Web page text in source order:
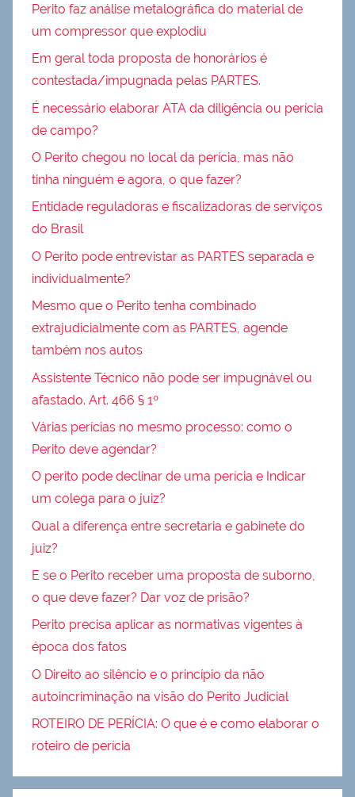
Perito faz análise metalográfica do material de
um compressor que explodiu
Em geral toda proposta de honorários é
contestada/impugnada pelas PARTES.
É necessário elaborar ATA da diligência ou perícia
de campo?
O Perito chegou no local da perícia, mas não
tinha ninguém e agora, o que fazer?
Entidade reguladoras e fiscalizadoras de serviços
do Brasil
O Perito pode entrevistar as PARTES separada e
individualmente?
Mesmo que o Perito tenha combinado
extrajudicialmente com as PARTES, agende
também nos autos
Assistente Técnico não pode ser impugnável ou
afastado. Art. 466 § 1º
Várias perícias no mesmo processo: como o
Perito deve agendar?
O perito pode declinar de uma perícia e Indicar
um colega para o juiz?
Qual a diferença entre secretaria e gabinete do
juiz?
E se o Perito receber uma proposta de suborno,
o que deve fazer? Dar voz de prisão?
Perito precisa aplicar as normativas vigentes à
época dos fatos
O Direito ao silêncio e o princípio da não
autoincriminação na visão do Perito Judicial
ROTEIRO DE PERÍCIA: O que é e como elaborar o
roteiro de perícia